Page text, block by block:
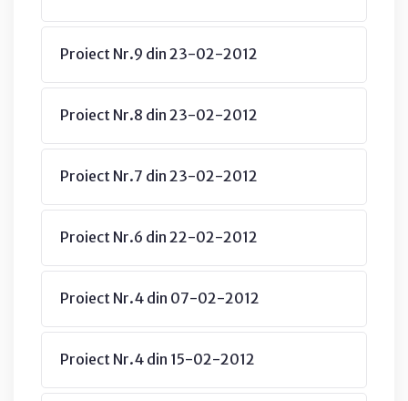
Proiect Nr.9 din 23-02-2012
Proiect Nr.8 din 23-02-2012
Proiect Nr.7 din 23-02-2012
Proiect Nr.6 din 22-02-2012
Proiect Nr.4 din 07-02-2012
Proiect Nr.4 din 15-02-2012